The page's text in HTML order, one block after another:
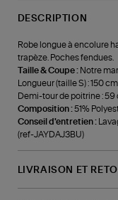
DESCRIPTION
Robe longue à encolure
trapèze. Poches fendues.
Taille & Coupe : Notre
Longueur (taille S) : 150 cm.
Demi-tour de poitrine : 59
Composition :51%
Conseil d'entretien :
(ref-JAYDAJ3BU)
LIVRAISON ET